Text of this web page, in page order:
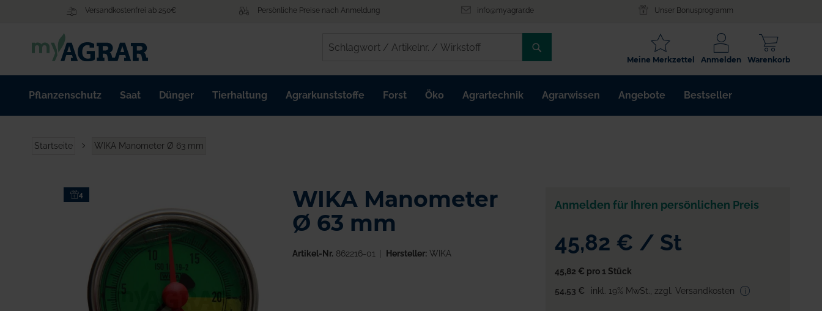
Versandkostenfrei ab 250€ Persönliche Preise nach Anmeldung info@myagrar.de Unser Bonusprogramm
/
ARTIKELNR.
/
Warenkorb
Anmelden
Meine Merkzettel
Pflanzenschutz Saat Dünger Tierhaltung Agrarkunststoffe Forst Öko Agrartechnik Agrarwissen Angebote Bestseller
Startseite WIKA Manometer Ø 63 mm
4
WIKA Manometer
Ø 63 mm
Artikel-Nr. 862216-01 Hersteller:WIKA
Anmelden für Ihren persönlichen Preis
45,82 € / St
45,82 € pro 1 Stück
54,53 €
inkl. 19% MwSt. zzgl. Versandkosten